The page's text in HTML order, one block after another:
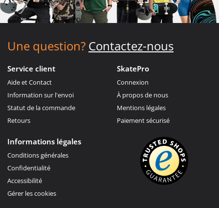
Une question? Contactez-nous
Service client
Aide et Contact
Information sur l'envoi
Statut de la commande
Retours
SkatePro
Connexion
À propos de nous
Mentions légales
Paiement sécurisé
Informations légales
Conditions générales
Confidentialité
Accessibilité
Gérer les cookies